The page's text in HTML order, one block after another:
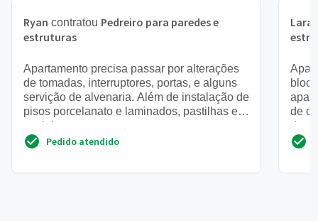
Ryan contratou Pedreiro para paredes e
estruturas
Apartamento precisa passar por alterações
de tomadas, interruptores, portas, e alguns
servição de alvenaria. Além de instalação de
pisos porcelanato e laminados, pastilhas e
azulejos
Pedido atendido
Lara
de
de